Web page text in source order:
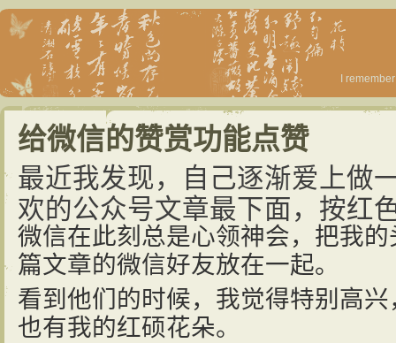
I
给微信的赞赏功能点赞
最近我发现，自己逐渐爱上做
欢的公众号文章最下面，按红
微信在此刻总是心领神会，把我
篇文章的微信好友放在一起。
看到他们的时候，我觉得特别高
也有我的红硕花朵。